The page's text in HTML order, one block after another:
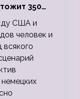
350
США и
человек и
всякого